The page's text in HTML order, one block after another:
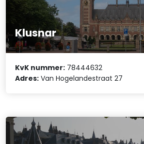
Klusnar
KvK nummer: 78444632
Adres: Van Hogelandestraat 27